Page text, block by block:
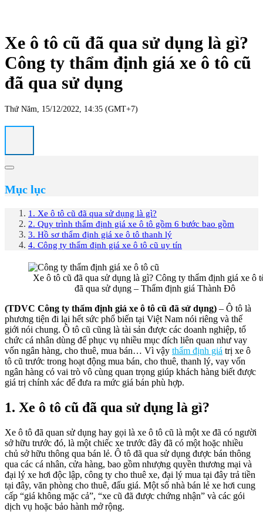
Xe ô tô cũ đã qua sử dụng là gì?
Công ty thẩm định giá xe ô tô cũ
đã qua sử dụng
Thứ Năm, 15/12/2022, 14:35 (GMT+7)
Mục lục
1. Xe ô tô cũ đã qua sử dụng là gì?
2. Quy trình thẩm định giá xe ô tô gồm 6 bước bao gồm
3. Hồ sơ thẩm định giá xe ô tô thanh lý
4. Công ty thẩm định giá xe ô tô cũ uy tín
Xe ô tô cũ đã qua sử dụng là gì? Công ty thẩm định giá xe ô
đã qua sử dụng – Thẩm định giá Thành Đô
(TDVC Công ty thẩm định giá xe ô tô cũ đã sử dụng) – Ô tô là
phương tiện đi lại hết sức phổ biến tại Việt Nam nói riêng và thế
giới nói chung. Ô tô cũ cũng là tài sản được các doanh nghiệp, tổ
chức cá nhân dùng để phục vụ nhiều mục đích liên quan như vay
vốn ngân hàng, cho thuê, mua bán… Vì vậy thẩm định giá trị xe ô
tô cũ trước trong hoạt động mua bán, cho thuê, thanh lý, vay vốn
ngân hàng có vai trò vô cùng quan trọng giúp khách hàng biết được
giá trị chính xác để đưa ra mức giá bán phù hợp.
1. Xe ô tô cũ đã qua sử dụng là gì?
Xe ô tô đã quan sử dụng hay gọi là xe ô tô cũ là một xe đã có người
sở hữu trước đó, là một chiếc xe trước đây đã có một hoặc nhiều
chủ sở hữu thông qua bán lẻ. Ô tô đã qua sử dụng được bán thông
qua các cá nhân, cửa hàng, bao gồm nhượng quyền thương mại và
đại lý xe hơi độc lập, công ty cho thuê xe, đại lý mua tại đây trả tiền
tại đây, văn phòng cho thuê, đấu giá. Một số nhà bán lẻ xe hơi cung
cấp “giá không mặc cả”, “xe cũ đã được chứng nhận” và các gói
dịch vụ hoặc bảo hành mở rộng.